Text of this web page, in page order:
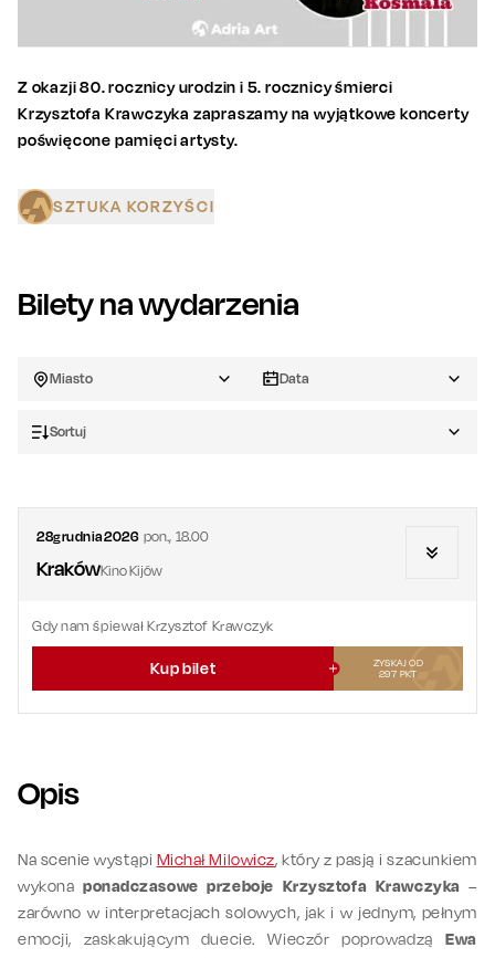
Z okazji 80. rocznicy urodzin i 5. rocznicy śmierci
Krzysztofa Krawczyka zapraszamy na wyjątkowe koncerty
poświęcone pamięci artysty.
SZTUKA KORZYŚCI
Bilety na wydarzenia
Miasto Data
Sortuj
28grudnia2026 pon.,18.00
KrakówKino Kijów
Gdy nam śpiewał Krzysztof Krawczyk
Kup bilet
ZYSKAJ OD
297 PKT
Opis
Na scenie wystąpi Michał Milowicz, który z pasją i szacunkiem
wykonaponadczasowe przeboje Krzysztofa Krawczyka –
zarówno w interpretacjach solowych, jak i w jednym, pełnym
emocji, zaskakującym duecie. Wieczór poprowadząEwa